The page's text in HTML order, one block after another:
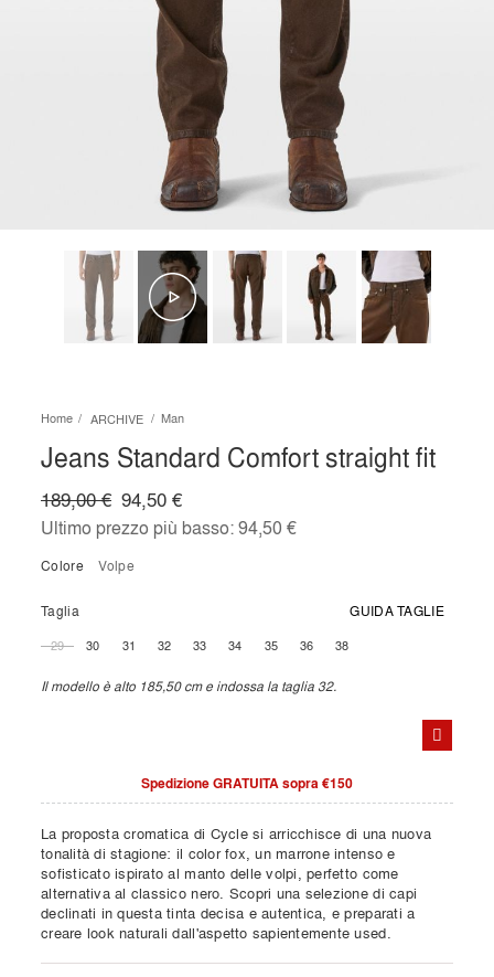
Home ARCHIVE Man
Jeans Standard Comfort straight fit
94,50 €
189,00 €
Ultimo prezzo più basso:94,50 €
Colore volpe
Taglia GUIDA TAGLIE
29 30 31 32 33 34 35 36 38
Il modello è alto 185,50 cm e indossa la taglia 32.
Spedizione GRATUITA sopra €150
La proposta cromatica di Cycle si arricchisce di una nuova
tonalità di stagione: il color fox, un marrone intenso e
sofisticato ispirato al manto delle volpi, perfetto come
alternativa al classico nero. Scopri una selezione di capi
declinati in questa tinta decisa e autentica, e preparati a
creare look naturali dall'aspetto sapientemente used.